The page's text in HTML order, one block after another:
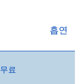
흡연
무료